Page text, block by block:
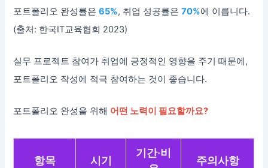
포트폴리오 완성률은65%, 취업 성공률은70%에 이릅니다.
(출처: 한국IT교육협회 2023)
실무 프로젝트 참여가 취업에 긍정적인 영향을 주기 때문에,
포트폴리오 작성에 적극 참여하는 것이 좋습니다.
포트폴리오 완성을 위해 어떤 노력이 필요할까요?
항목 시기
기간·비
주의사항